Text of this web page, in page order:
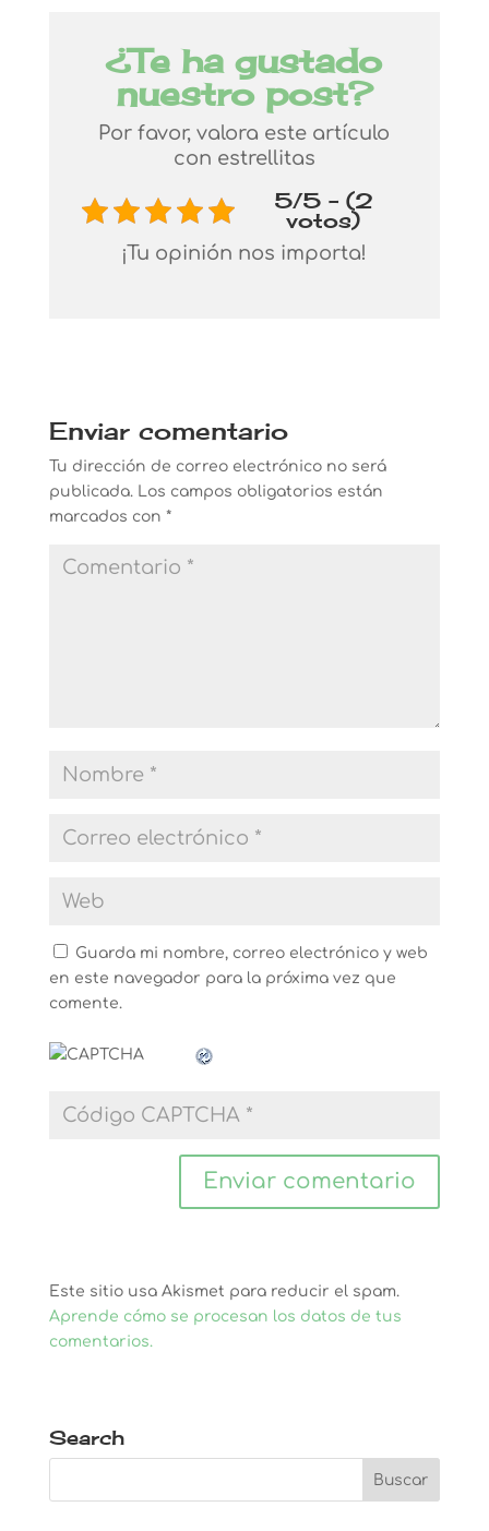
¿Te ha gustado
nuestro post?
Por favor, valora este artículo
con estrellitas
5/5 - (2
votos)
¡Tu opinión nos importa!
Enviar comentario
Tu dirección de correo electrónico no será
publicada. Los campos obligatorios están
marcados con *
Guarda mi nombre, correo electrónico y web
en este navegador para la próxima vez que
comente.
Este sitio usa Akismet para reducir el spam.
Aprende cómo se procesan los datos de tus
comentarios.
Search